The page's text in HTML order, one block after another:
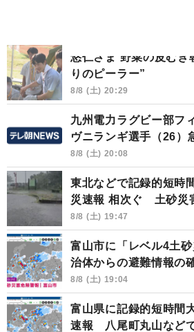
悠仁さま 野菜の皮むき
りのピーラー”
8/8 (土) 20:29
九州電力ラグビー部フ
ヴニランギ選手（26
8/8 (土) 20:08
東北などで記録的短時
災速報 相次ぐ 土砂災
8/8 (土) 19:47
富山市に「レベル4土
治体からの避難情報の
8/8 (土) 19:04
富山県に記録的短時間
速報 八尾町丸山など